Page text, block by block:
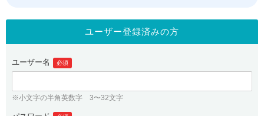
.jpドメインオークション
gTLDオークション NEW!
.jpドメインバックオーダー
プレミアムドメイン
紹介制度
バリュードメインAPI
ログイン
従来のバリュードメインをご利用希望の方
ユーザー登録
ユーザー登録済みの方
ユーザー名 必須
※小文字の半角英数字 3〜32文字